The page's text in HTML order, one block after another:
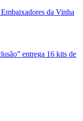
da Vinha
entrega 16 kits de